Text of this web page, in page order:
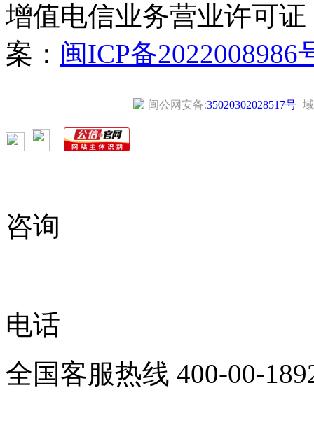
增值电信业务营业许可证
案： 闽ICP备2022008986
闽公网安备:35020302028517号
咨询
电话
全国客服热线 400-00-